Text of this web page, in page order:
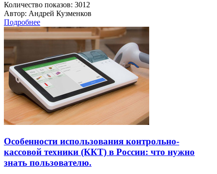
Количество показов: 3012
Автор: Андрей Кузменков
Подробнее
Особенности использования контрольно-
кассовой техники (ККТ) в России: что нужно
знать пользователю.